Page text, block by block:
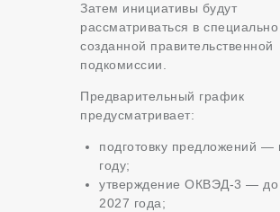
Затем инициативы будут
рассматриваться в специально
созданной правительственной
подкомиссии.
Предварительный график
предусматривает:
подготовку предложений —
году;
утверждение ОКВЭД-3 — до
2027 года;